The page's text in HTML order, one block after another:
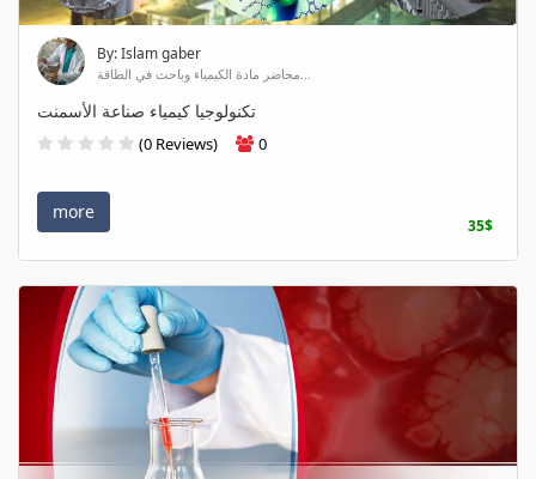
By: Islam gaber
محاضر مادة الكيمياء وباحث في الطاقة...
تكنولوجيا كيمياء صناعة الأسمنت
(0 Reviews) 0
more
35$